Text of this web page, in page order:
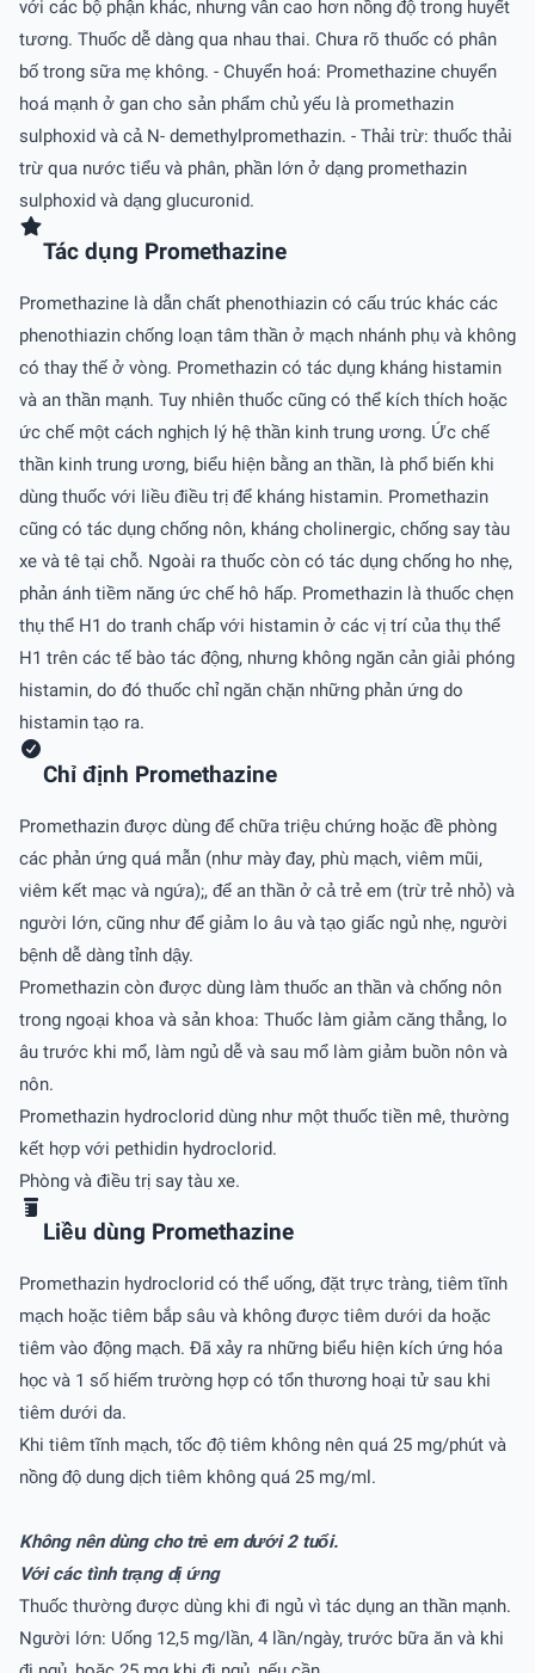
với các bộ phận khác, nhưng vẫn cao hơn nồng độ trong huyết
tương. Thuốc dễ dàng qua nhau thai. Chưa rõ thuốc có phân
bố trong sữa mẹ không. - Chuyển hoá: Promethazine chuyển
hoá mạnh ở gan cho sản phẩm chủ yếu là promethazin
sulphoxid và cả N- demethylpromethazin. - Thải trừ: thuốc thải
trừ qua nước tiểu và phân, phần lớn ở dạng promethazin
sulphoxid và dạng glucuronid.
Tác dụng Promethazine
Promethazine là dẫn chất phenothiazin có cấu trúc khác các
phenothiazin chống loạn tâm thần ở mạch nhánh phụ và không
có thay thế ở vòng. Promethazin có tác dụng kháng histamin
và an thần mạnh. Tuy nhiên thuốc cũng có thể kích thích hoặc
ức chế một cách nghịch lý hệ thần kinh trung ương. Ức chế
thần kinh trung ương, biểu hiện bằng an thần, là phổ biến khi
dùng thuốc với liều điều trị để kháng histamin. Promethazin
cũng có tác dụng chống nôn, kháng cholinergic, chống say tàu
xe và tê tại chỗ. Ngoài ra thuốc còn có tác dụng chống ho nhẹ,
phản ánh tiềm năng ức chế hô hấp. Promethazin là thuốc chẹn
thụ thể H1 do tranh chấp với histamin ở các vị trí của thụ thể
H1 trên các tế bào tác động, nhưng không ngăn cản giải phóng
histamin, do đó thuốc chỉ ngăn chặn những phản ứng do
histamin tạo ra.
Chỉ định Promethazine
Promethazin được dùng để chữa triệu chứng hoặc đề phòng
các phản ứng quá mẫn (như mày đay, phù mạch, viêm mũi,
viêm kết mạc và ngứa);, để an thần ở cả trẻ em (trừ trẻ nhỏ) và
người lớn, cũng như để giảm lo âu và tạo giấc ngủ nhẹ, người
bệnh dễ dàng tỉnh dậy.
Promethazin còn được dùng làm thuốc an thần và chống nôn
trong ngoại khoa và sản khoa: Thuốc làm giảm căng thẳng, lo
âu trước khi mổ, làm ngủ dễ và sau mổ làm giảm buồn nôn và
nôn.
Promethazin hydroclorid dùng như một thuốc tiền mê, thường
kết hợp với pethidin hydroclorid.
Phòng và điều trị say tàu xe.
Liều dùng Promethazine
Promethazin hydroclorid có thể uống, đặt trực tràng, tiêm tĩnh
mạch hoặc tiêm bắp sâu và không được tiêm dưới da hoặc
tiêm vào động mạch. Ðã xảy ra những biểu hiện kích ứng hóa
học và 1 số hiếm trường hợp có tổn thương hoại tử sau khi
tiêm dưới da.
Khi tiêm tĩnh mạch, tốc độ tiêm không nên quá 25 mg/phút và
nồng độ dung dịch tiêm không quá 25 mg/ml.
Không nên dùng cho trẻ em dưới 2 tuổi.
Với các tình trạng dị ứng
Thuốc thường được dùng khi đi ngủ vì tác dụng an thần mạnh.
Người lớn: Uống 12,5 mg/lần, 4 lần/ngày, trước bữa ăn và khi